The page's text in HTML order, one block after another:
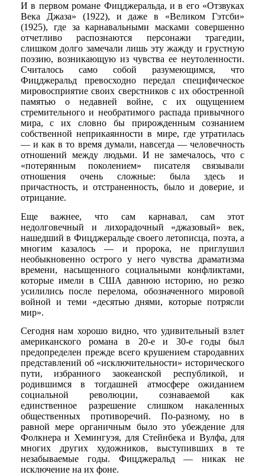
И в первом романе Фицджеральда, и в его «Отзвуках
Века Джаза» (1922), и даже в «Великом Гэтсби»
(1925), где за карнавальными масками совершенно
отчетливо распознаются персонажи трагедии,
слишком долго замечали лишь эту жажду и грустную
поэзию, возникающую из чувства ее неутоленности.
Считалось само собой разумеющимся, что
Фицджеральд превосходно передал специфическое
мировосприятие своих сверстников с их обостренной
памятью о недавней войне, с их ощущением
стремительного и необратимого распада привычного
мира, с их словно бы прирожденным сознанием
собственной неприкаянности в мире, где утратилась
— и как в то время думали, навсегда — человечность
отношений между людьми. И не замечалось, что с
«потерянным поколением» писателя связывали
отношения очень сложные: была здесь и
причастность, и отстраненность, было и доверие, и
отрицание.
Еще важнее, что сам карнавал, сам этот
недолговечный и лихорадочный «джазовый» век,
нашедший в Фицджеральде своего летописца, поэта, а
многим казалось — и пророка, не приглушил
необыкновенно острого у него чувства драматизма
времени, насыщенного социальными конфликтами,
которые имели в США давнюю историю, но резко
усилились после перелома, обозначенного мировой
войной и теми «десятью днями, которые потрясли
мир».
Сегодня нам хорошо видно, что удивительный взлет
американского романа в 20-е и 30-е годы был
предопределен прежде всего крушением стародавних
представлений об «исключительности» исторического
пути, избранного заокеанской республикой, и
родившимся в тогдашней атмосфере ожиданием
социальной революции, сознаваемой как
единственное разрешение слишком накаленных
общественных противоречий. По-разному, но в
равной мере органичным было это убеждение для
Фолкнера и Хемингуэя, для Стейнбека и Вулфа, для
многих других художников, выступивших в те
незабываемые годы. Фицджеральд — никак не
исключение на их фоне.